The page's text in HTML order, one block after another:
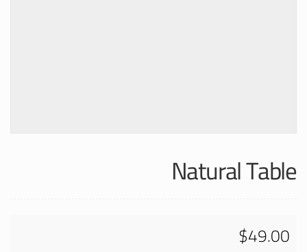
Natural Table
$49.00